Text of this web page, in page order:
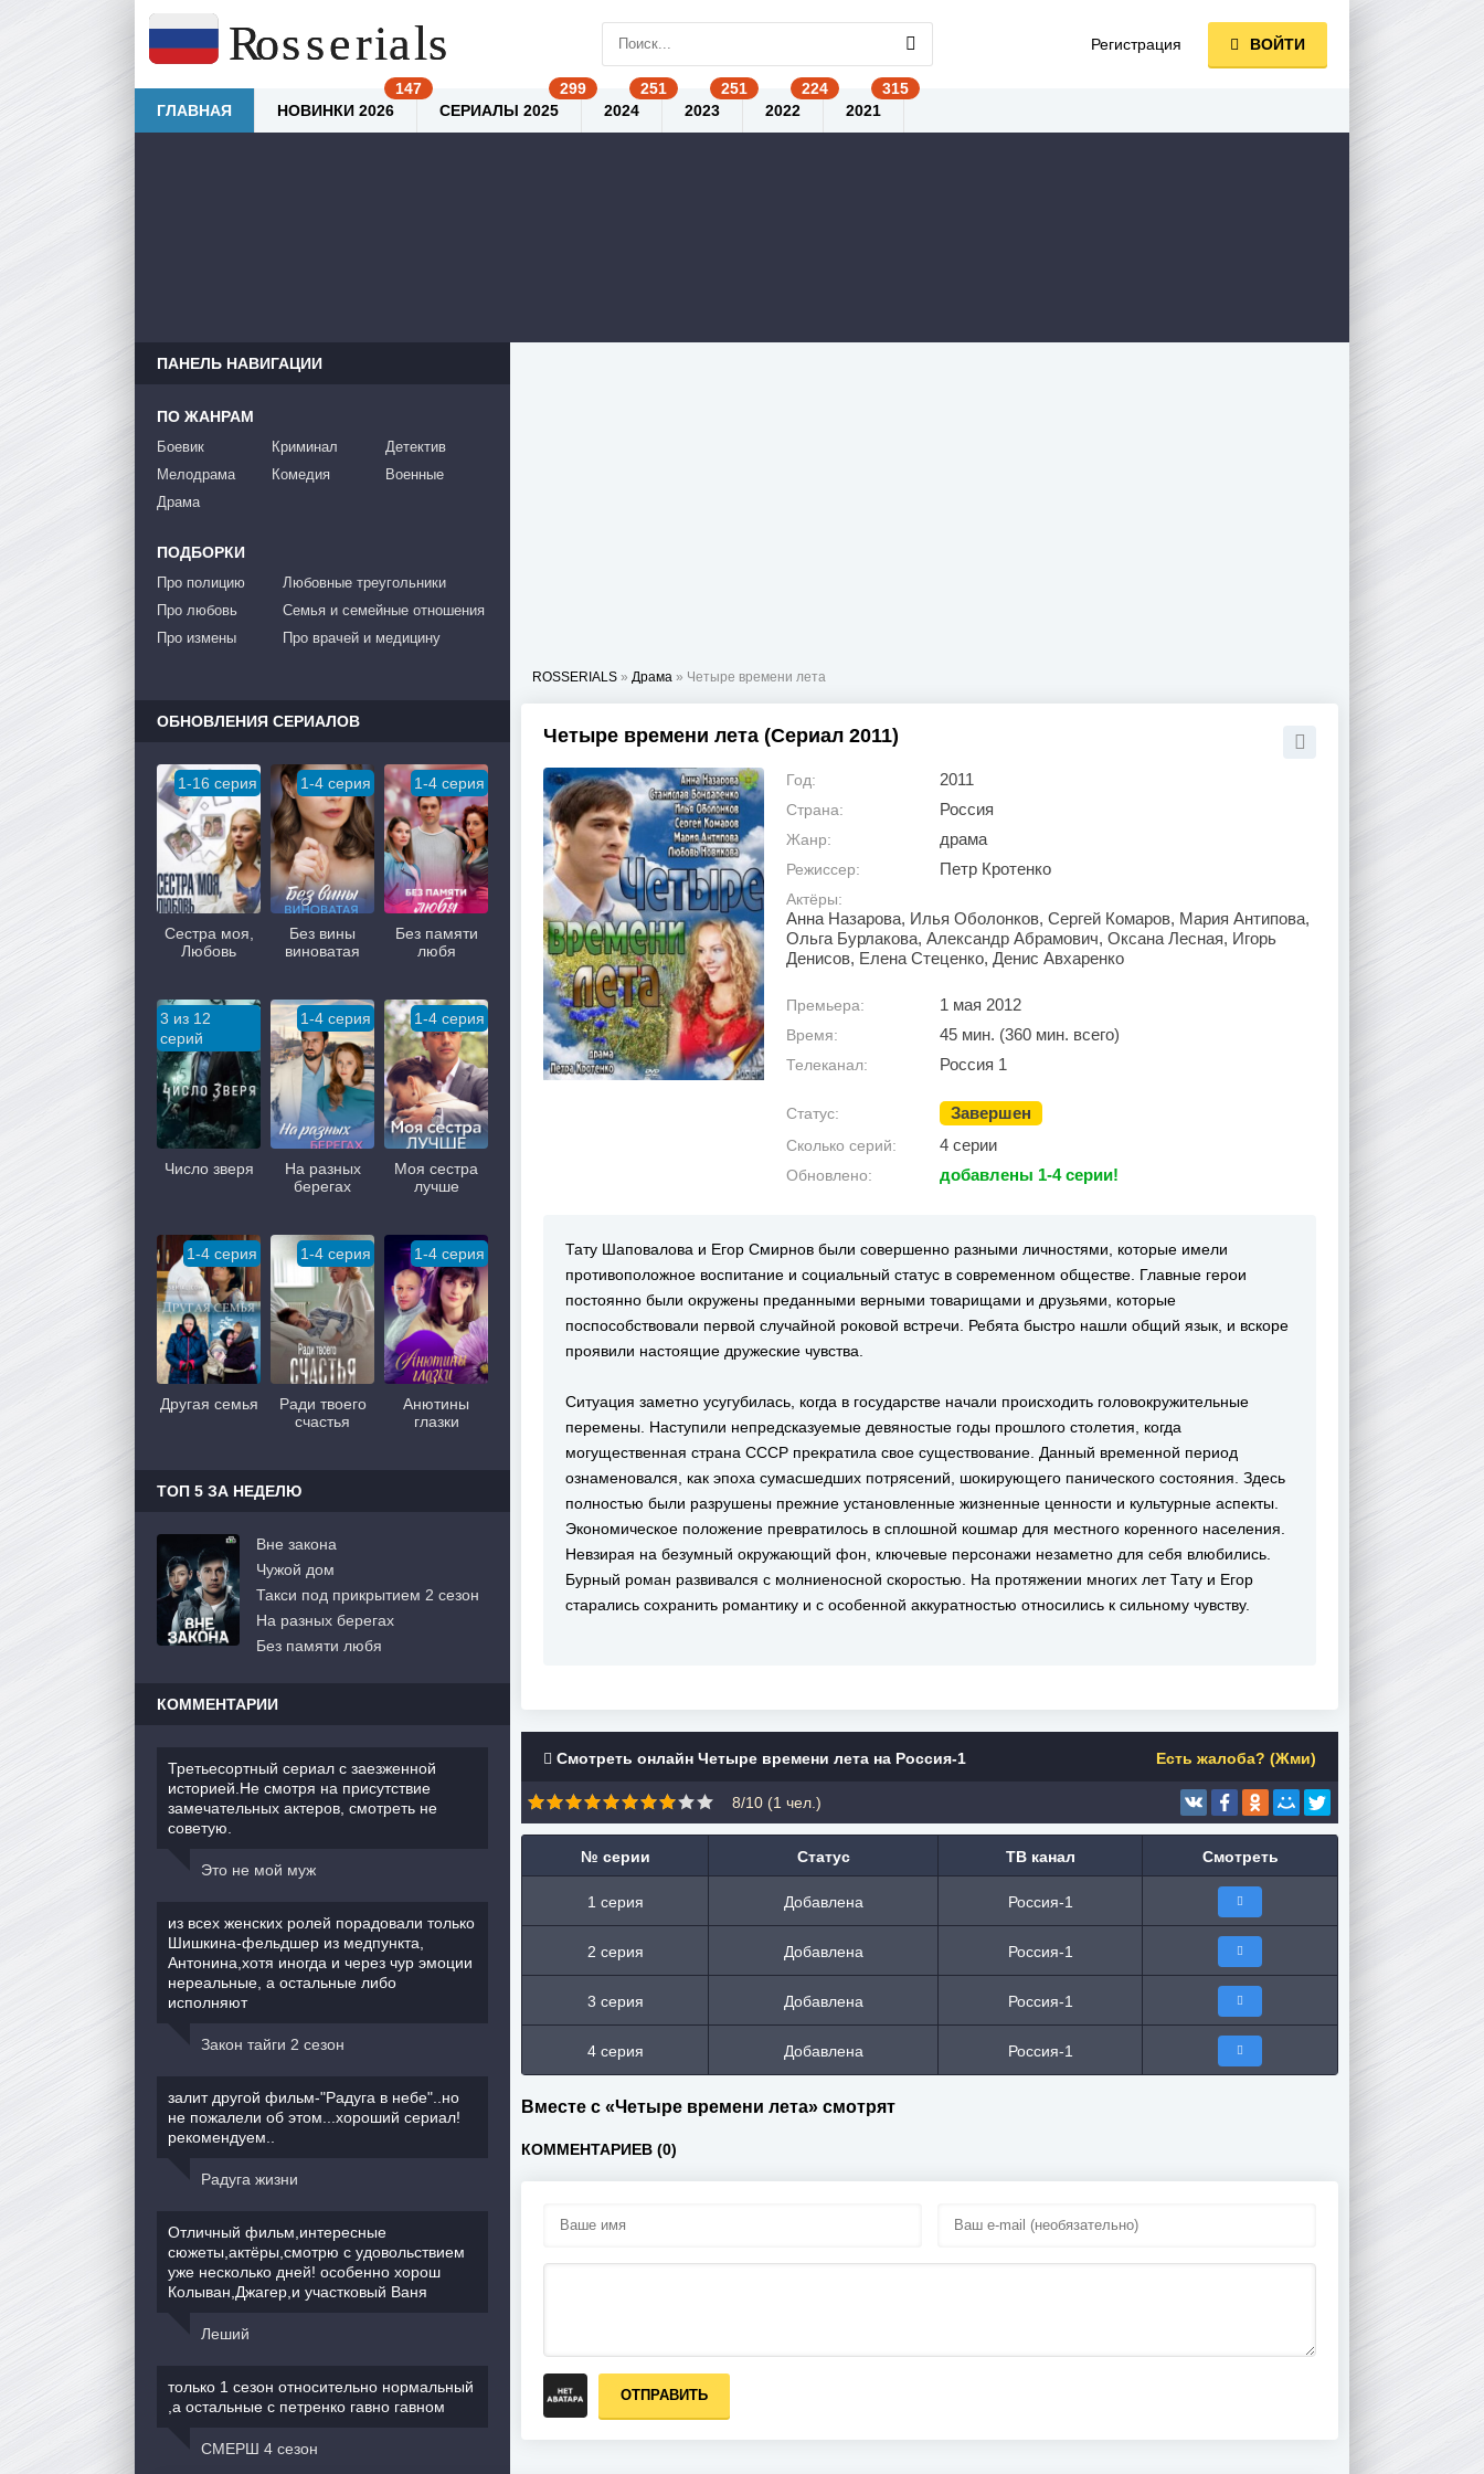
ROSSERIALS » Драма » Четыре времени лета
Четыре времени лета (Сериал 2011)
Год: 2011
Страна: Россия
Жанр: драма
Режиссер: Петр Кротенко
Актёры:
Анна Назарова, Илья Оболонков, Сергей Комаров, Мария Антипова,
Ольга Бурлакова, Александр Абрамович, Оксана Лесная, Игорь
Денисов, Елена Стеценко, Денис Авхаренко
Премьера: 1 мая 2012
Время: 45 мин. (360 мин. всего)
Телеканал: Россия 1
Статус: Завершен
Сколько серий: 4 серии
Обновлено: добавлены 1-4 серии!
Тату Шаповалова и Егор Смирнов были совершенно разными личностями, которые имели
противоположное воспитание и социальный статус в современном обществе. Главные герои
постоянно были окружены преданными верными товарищами и друзьями, которые
поспособствовали первой случайной роковой встречи. Ребята быстро нашли общий язык, и вскоре
проявили настоящие дружеские чувства.
Ситуация заметно усугубилась, когда в государстве начали происходить головокружительные
перемены. Наступили непредсказуемые девяностые годы прошлого столетия, когда
могущественная страна СССР прекратила свое существование. Данный временной период
ознаменовался, как эпоха сумасшедших потрясений, шокирующего панического состояния. Здесь
полностью были разрушены прежние установленные жизненные ценности и культурные аспекты.
Экономическое положение превратилось в сплошной кошмар для местного коренного населения.
Невзирая на безумный окружающий фон, ключевые персонажи незаметно для себя влюбились.
Бурный роман развивался с молниеносной скоростью. На протяжении многих лет Тату и Егор
старались сохранить романтику и с особенной аккуратностью относились к сильному чувству.
Смотреть онлайн Четыре времени лета на Россия-1 Есть жалоба? (Жми)
8/10 (1 чел.)
№ серии Статус ТВ канал Смотреть
1 серия Добавлена Россия-1
2 серия Добавлена Россия-1
3 серия Добавлена Россия-1
4 серия Добавлена Россия-1
Вместе с «Четыре времени лета» смотрят
КОММЕНТАРИЕВ (0)
ОТПРАВИТЬ
ПАНЕЛЬ НАВИГАЦИИ
ПО ЖАНРАМ
Боевик
Мелодрама
Драма
Криминал
Комедия
Детектив
Военные
ПОДБОРКИ
Про полицию
Про любовь
Про измены
Любовные треугольники
Семья и семейные отношения
Про врачей и медицину
ОБНОВЛЕНИЯ СЕРИАЛОВ
1-16 серия
Сестра моя,
Любовь
1-4 серия
Без вины
виноватая
1-4 серия
Без памяти
любя
3 из 12
серий
Число зверя
1-4 серия
На разных
берегах
1-4 серия
Моя сестра
лучше
1-4 серия
Другая семья
1-4 серия
Ради твоего
счастья
1-4 серия
Анютины
глазки
ТОП 5 ЗА НЕДЕЛЮ
Вне закона
Чужой дом
Такси под прикрытием 2 сезон
На разных берегах
Без памяти любя
КОММЕНТАРИИ
Третьесортный сериал с заезженной
историей.Не смотря на присутствие
замечательных актеров, смотреть не
советую.
Это не мой муж
из всех женских ролей порадовали только
Шишкина-фельдшер из медпункта,
Антонина,хотя иногда и через чур эмоции
нереальные, а остальные либо
исполняют
Закон тайги 2 сезон
залит другой фильм-"Радуга в небе"..но
не пожалели об этом...хороший сериал!
рекомендуем..
Радуга жизни
Отличный фильм,интересные
сюжеты,актёры,смотрю с удовольствием
уже несколько дней! особенно хорош
Колыван,Джагер,и участковый Ваня
Леший
только 1 сезон относительно нормальный
,а остальные с петренко гавно гавном
СМЕРШ 4 сезон
Регистрация ВОЙТИ
ГЛАВНАЯ НОВИНКИ 2026 СЕРИАЛЫ 2025 2024 2023 2022 2021